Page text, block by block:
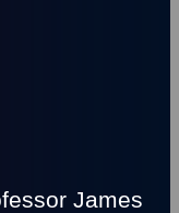
James